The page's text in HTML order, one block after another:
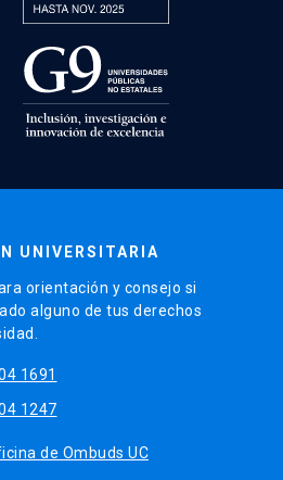
UNIVERSITARIA
orientación y consejo si
alguno de tus derechos
1691
1247
de Ombuds UC